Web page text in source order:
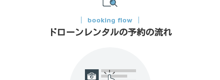
booking flow
ドローンレンタルの予約の流れ